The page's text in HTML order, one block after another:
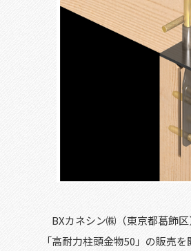
BXカネシン㈱（東京都葛飾区
「高耐力柱頭金物50」の販売を